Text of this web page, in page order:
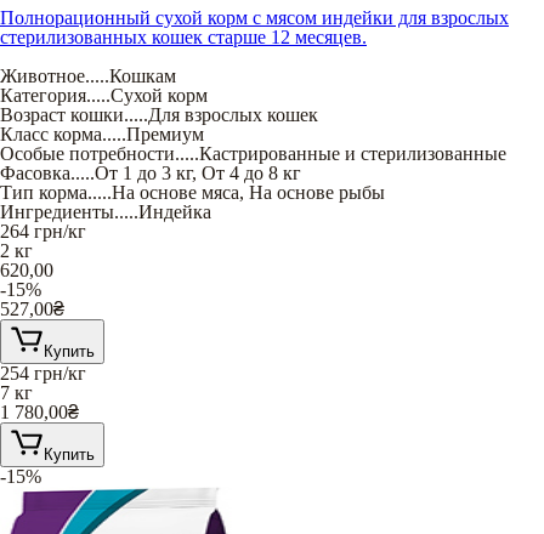
Полнорационный сухой корм с мясом индейки для взрослых
стерилизованных кошек старше 12 месяцев.
Животное.....Кошкам
Категория.....Сухой корм
Возраст кошки.....Для взрослых кошек
Класс корма.....Премиум
Особые потребности.....Кастрированные и стерилизованные
Фасовка.....От 1 до 3 кг, От 4 до 8 кг
Тип корма.....На основе мяса, На основе рыбы
Ингредиенты.....Индейка
264 грн/кг
2 кг
620,00
-15%
527,00₴
Купить
254 грн/кг
7 кг
1 780,00₴
Купить
-15%